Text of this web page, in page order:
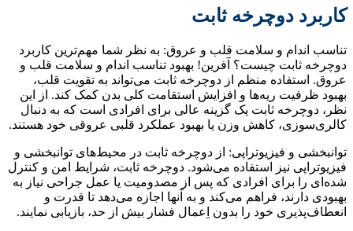
کاربرد دوچرخه ثابت
تناسب اندام و سلامت قلب و عروق: به نظر شما مهم‌ترین کاربرد
دوچرخه ثابت چیست؟ آفرین! بهبود تناسب اندام و سلامت قلب و
عروق. استفاده‌ منظم از دوچرخه ثابت می‌تواند به تقویت قلب،
بهبود ظرفیت ریه‌ها و افزایش استقامت کلی بدن کمک کند. از این
نظر، دوچرخه ثابت یک گزینه عالی برای افرادی است که به دنبال
کالری‌سوزی، کاهش وزن یا بهبود عملکرد قلبی عروقی خود هستند.
توانبخشی و فیزیوتراپی: از دوچرخه ثابت در محیط‌های توانبخشی و
فیزیوتراپی نیز استفاده می‌شود. دوچرخه ثابت، شرایط امن و کنترل
شده‌ای را برای افرادی که پس از مصدومیت یا عمل جراحی نیاز به
بهبودی دارند، فراهم می‌کند و به آنها اجازه می‌دهد تا قدرت و
انعطاف‌پذیری خود را بدون اِعمال فشار بیش از حد، بازیابی نمایند.